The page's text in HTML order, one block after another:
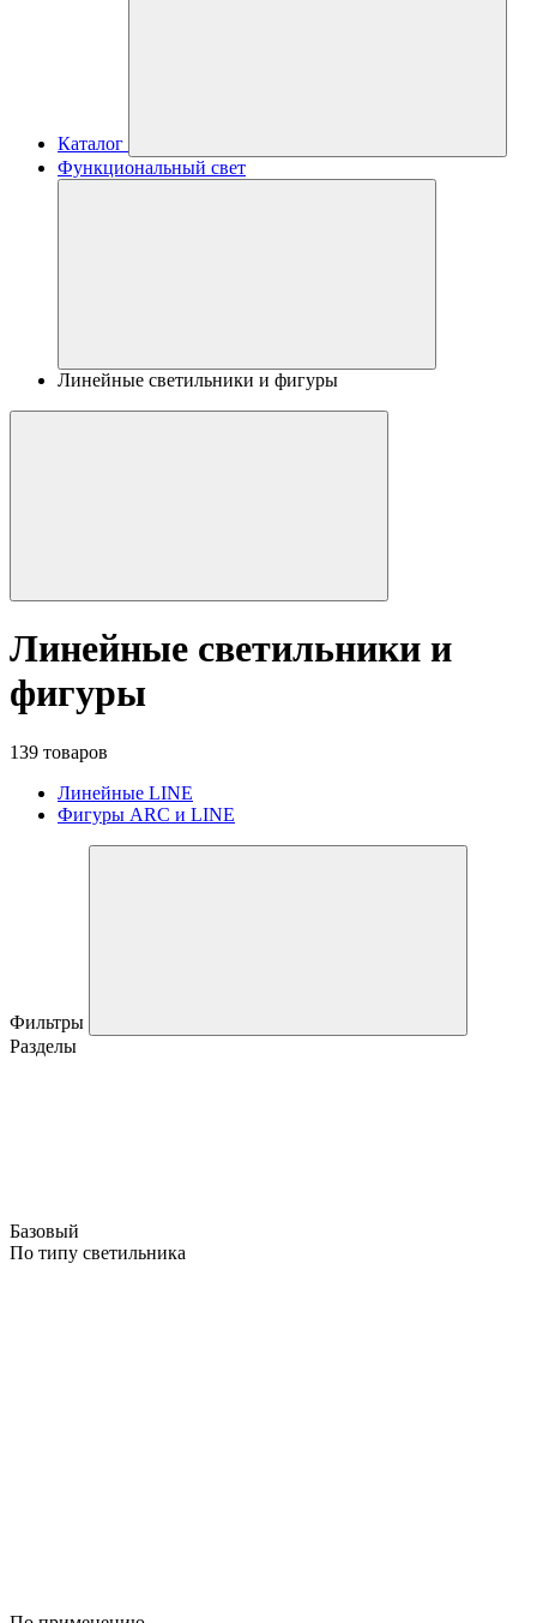
Каталог
Функциональный свет
Линейные светильники и фигуры
Линейные светильники и
фигуры
139 товаров
Линейные LINE
Фигуры ARC и LINE
Фильтры
Разделы
Базовый
По типу светильника